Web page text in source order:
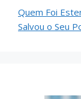
Quem Foi
Salvou o Seu